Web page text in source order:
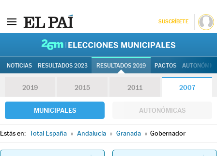
SUSCRÍBETE
NOTICIAS RESULTADOS 2023 RESULTADOS 2019 PACTOS
2019 2015 2011 2007
MUNICIPALES AUTONÓMICAS
Estás en: Total España » Andalucía » Granada » Gobernador